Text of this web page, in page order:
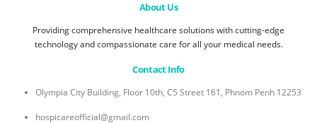
About Us
Providing comprehensive healthcare solutions with cutting-edge
technology and compassionate care for all your medical needs.
Contact Info
Olympia City Building, Floor 10th, C5 Street 161, Phnom Penh 12253
hospicareofficial@gmail.com